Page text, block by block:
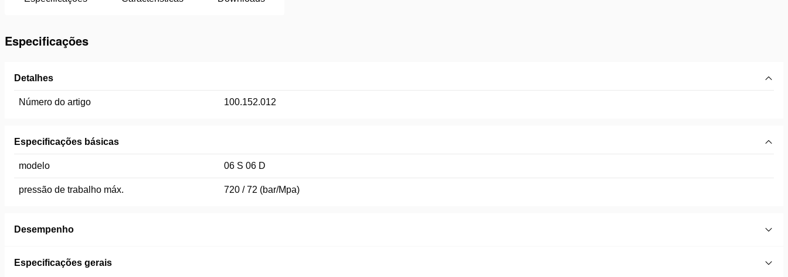
Especificações
Detalhes
Número do artigo 100.152.012
Especificações básicas
modelo 06 S 06 D
pressão de trabalho máx. 720 / 72 (bar/Mpa)
Desempenho
Especificações gerais